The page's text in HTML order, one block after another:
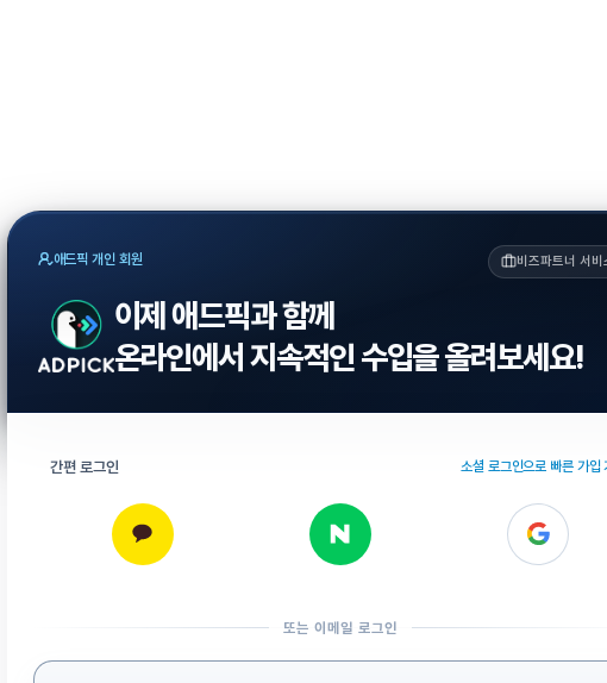
애드픽 개인 회원 비즈파트너 서비
이제 애드픽과 함께
온라인에서 지속적인 수입을 올려보세요!
간편 로그인 소셜 로그인으로 빠른 가입
또는 이메일 로그인
로그인 정보 입력